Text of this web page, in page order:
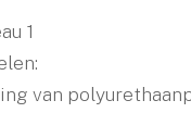
1
van